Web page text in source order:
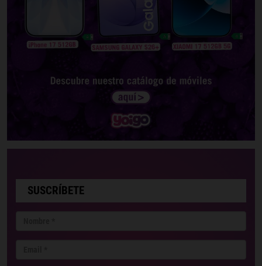
SUSCRÍBETE